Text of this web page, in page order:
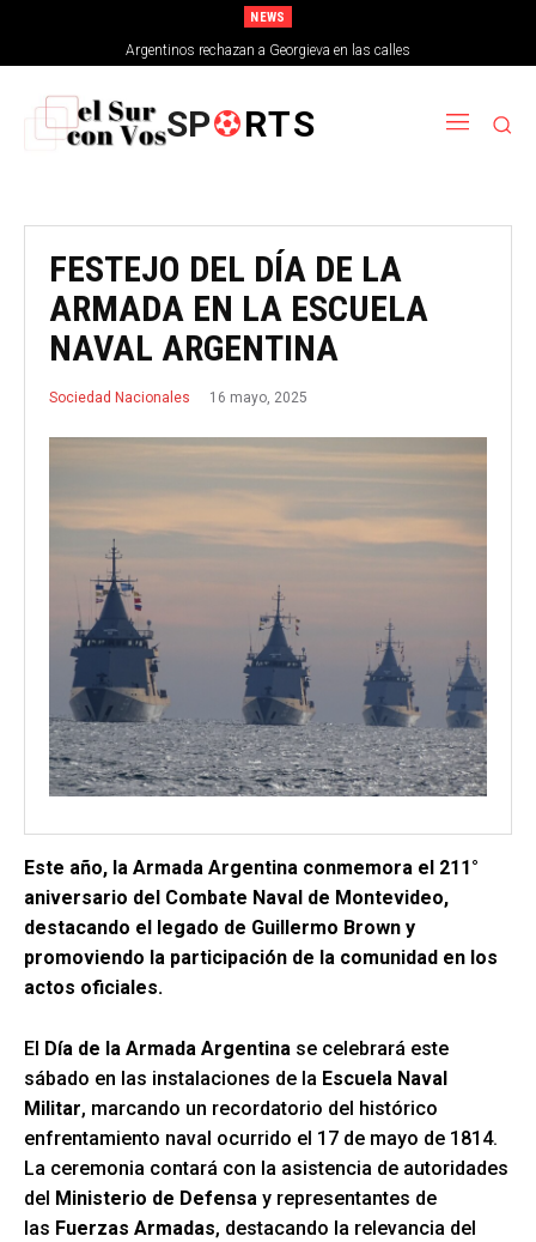
NEWS
Argentinos rechazan a Georgieva en las calles
SP RTS
FESTEJO DEL DÍA DE LA
ARMADA EN LA ESCUELA
NAVAL ARGENTINA
Sociedad Nacionales 16 mayo, 2025
Este año, la Armada Argentina conmemora el 211°
aniversario del Combate Naval de Montevideo,
destacando el legado de Guillermo Brown y
promoviendo la participación de la comunidad en los
actos oficiales.
El Día de la Armada Argentina se celebrará este
sábado en las instalaciones de la Escuela Naval
Militar, marcando un recordatorio del histórico
enfrentamiento naval ocurrido el 17 de mayo de 1814.
La ceremonia contará con la asistencia de autoridades
del Ministerio de Defensa y representantes de
las Fuerzas Armadas, destacando la relevancia del